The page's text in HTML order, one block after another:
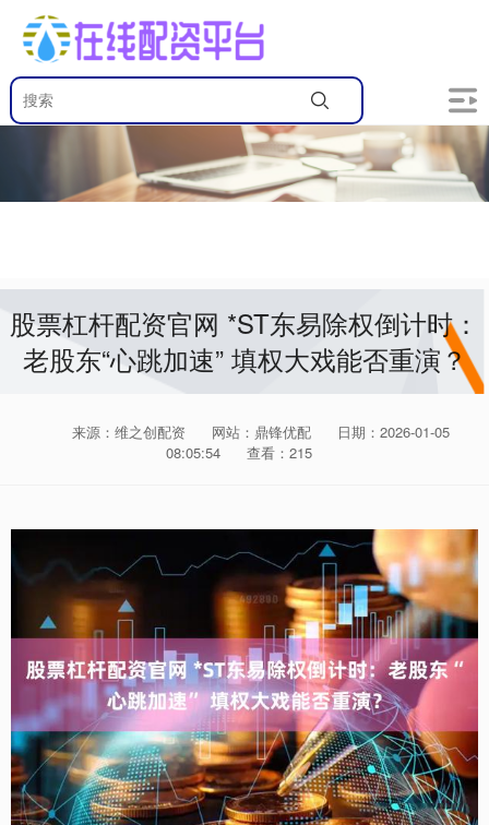
股票杠杆配资官网 *ST东易除权倒计时：
老股东“心跳加速” 填权大戏能否重演？
来源：维之创配资 网站：鼎锋优配
日期：2026-01-05
08:05:54
查看：215